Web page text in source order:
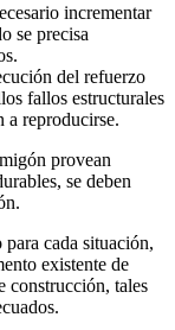
incrementar
se precisa
del refuerzo
fallos estructurales
a reproducirse.
provean
se deben
cada situación,
existente de
construcción, tales